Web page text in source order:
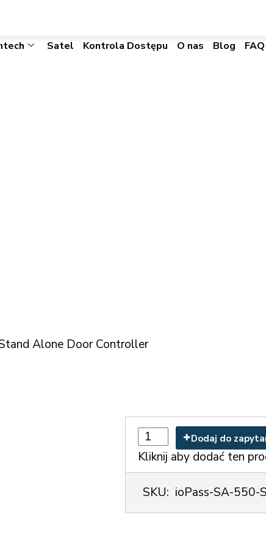
Satel Kontrola Dostępu O nas Blog FAQ
Alone Door Controller
Dodaj do
Kliknij aby dodać ten
SKU: ioPass-SA-550-